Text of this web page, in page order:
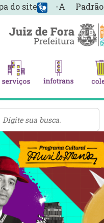
-A Padrão
do site